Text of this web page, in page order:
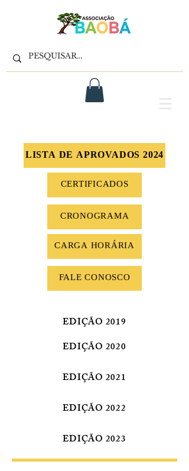
LISTA DE APROVADOS 2024
CERTIFICADOS
CRONOGRAMA
CARGA HORÁRIA
FALE CONOSCO
EDIÇÃO 2019
EDIÇÃO 2020
EDIÇÃO 2021
EDIÇÃO 2022
EDIÇÃO 2023